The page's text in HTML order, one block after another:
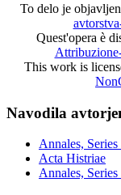
To delo je
Quest'opera è
This work is
Navodila
Annales,
Acta Histriae
Annales,